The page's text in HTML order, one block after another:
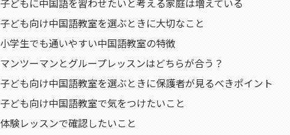
子どもに中国語を習わせたいと考える家庭は増えている
子ども向け中国語教室を選ぶときに大切なこと
小学生でも通いやすい中国語教室の特徴
マンツーマンとグループレッスンはどちらが合う？
子ども向け中国語教室を選ぶときに保護者が見るべきポイント
子ども向け中国語教室で気をつけたいこと
体験レッスンで確認したいこと